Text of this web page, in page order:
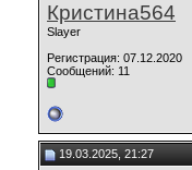
Кристина564
Slayer
Регистрация: 07.12.2020
Сообщений: 11
19.03.2025, 21:27